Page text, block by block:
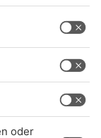
DERZEIT
D
W
ODER UN